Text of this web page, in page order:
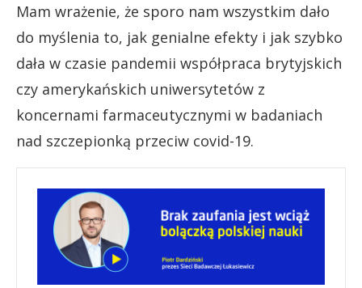
Mam wrażenie, że sporo nam wszystkim dało
do myślenia to, jak genialne efekty i jak szybko
dała w czasie pandemii współpraca brytyjskich
czy amerykańskich uniwersytetów z
koncernami farmaceutycznymi w badaniach
nad szczepionką przeciw covid-19.